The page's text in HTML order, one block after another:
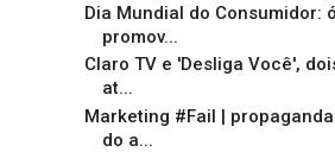
Dia Mundial do Consumidor:
promov...
Claro TV e 'Desliga Você',
at...
Marketing #Fail |
do a...